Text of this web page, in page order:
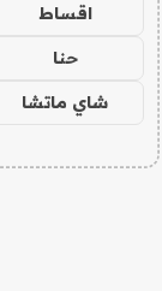
اقساط
حنا
شاي ماتشا